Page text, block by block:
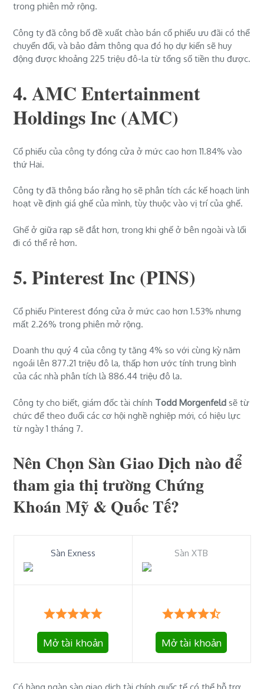
trong phiên mở rộng.
Công ty đã công bố đề xuất chào bán cổ phiếu ưu đãi có thể
chuyển đổi, và bảo đảm thông qua đó họ dự kiến ​​sẽ huy
động được khoảng 225 triệu đô-la từ tổng số tiền thu được.
4. AMC Entertainment
Holdings Inc (AMC)
Cổ phiếu của công ty đóng cửa ở mức cao hơn 11.84% vào
thứ Hai.
Công ty đã thông báo rằng họ sẽ phân tích các kế hoạch linh
hoạt về định giá ghế của mình, tùy thuộc vào vị trí của ghế.
Ghế ở giữa rạp sẽ đắt hơn, trong khi ghế ở bên ngoài và lối
đi có thể rẻ hơn.
5. Pinterest Inc (PINS)
Cổ phiếu Pinterest đóng cửa ở mức cao hơn 1.53% nhưng
mất 2.26% trong phiên mở rộng.
Doanh thu quý 4 của công ty tăng 4% so với cùng kỳ năm
ngoái lên 877.21 triệu đô la, thấp hơn ước tính trung bình
của các nhà phân tích là 886.44 triệu đô la.
Công ty cho biết, giám đốc tài chính Todd Morgenfeld sẽ từ
chức để theo đuổi các cơ hội nghề nghiệp mới, có hiệu lực
từ ngày 1 tháng 7.
Nên Chọn Sàn Giao Dịch nào để
tham gia thị trường Chứng
Khoán Mỹ & Quốc Tế?
Sàn Exness Sàn XTB
Mở tài khoản Mở tài khoản